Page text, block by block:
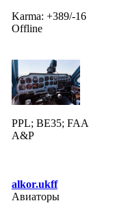
Karma: +389/-16
Offline
PPL; BE35; FAA
A&P
alkor.ukff
Авиаторы